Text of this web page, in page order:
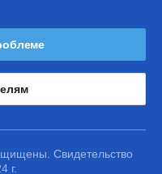
Свидетельство
г.